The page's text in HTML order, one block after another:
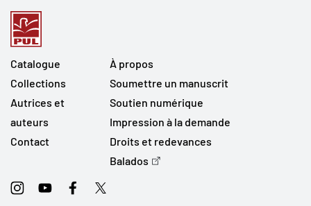
Catalogue
Collections
Autrices et
auteurs
Contact
À propos
Soumettre un manuscrit
Soutien numérique
Impression à la demande
Droits et redevances
Balados
InstagramYoutubeFacebookTwitter